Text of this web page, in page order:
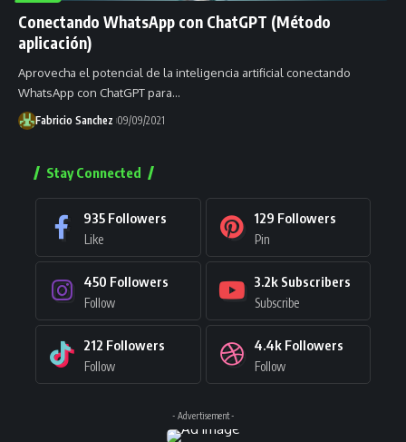
Conectando WhatsApp con ChatGPT (Método
aplicación)
Aprovecha el potencial de la inteligencia artificial conectando
WhatsApp con ChatGPT para…
Fabricio Sanchez 09/09/2021
Stay Connected
935 Followers
Like
129 Followers
Pin
450 Followers
Follow
3.2k Subscribers
Subscribe
212 Followers
Follow
4.4k Followers
Follow
- Advertisement -